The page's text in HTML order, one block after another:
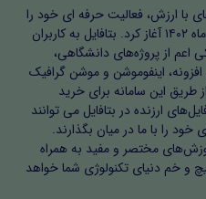
با ارزش، فعالیت حرفه ای خود را
با اخذ مجوزهای مربوطه در شهریور ماه ۱۴۰۲ آغاز کرد. بتافایل به کاربران
اعم از پروژه‌های دانشگاهی،
افزونه، اینفوموشن و موشن گرافیک
طریق این سامانه برای خرید
ارزنده در بتافایل می توانند
را با ما در میان بگذارند.
مختصر و مفید به همراه
و خم دنیای تکنولوژی شما خواهد